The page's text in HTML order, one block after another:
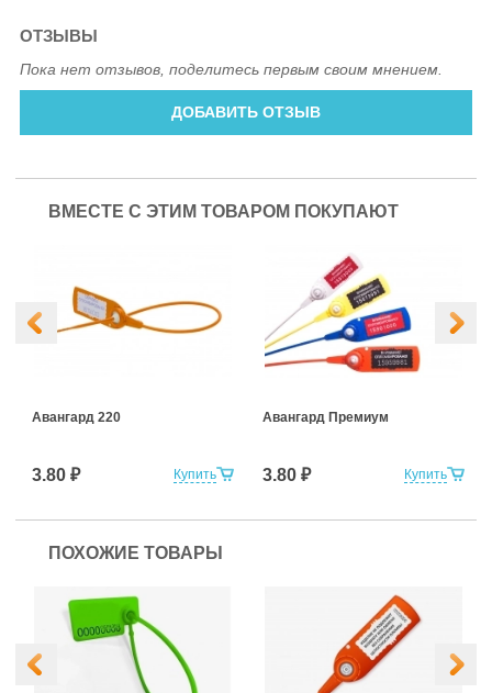
ОТЗЫВЫ
Пока нет отзывов, поделитесь первым своим мнением.
ДОБАВИТЬ ОТЗЫВ
ВМЕСТЕ С ЭТИМ ТОВАРОМ ПОКУПАЮТ
Купить
Авангард 220
3.80 ₽ Купить
Авангард Премиум
3.80 ₽
ПОХОЖИЕ ТОВАРЫ